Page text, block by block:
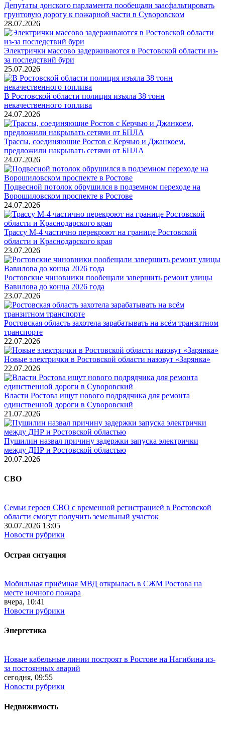
Депутаты донского парламента пообещали заасфальтировать
грунтовую дорогу к пожарной части в Суворовском
28.07.2026
Электрички массово задерживаются в Ростовской области из-
за последствий бури
25.07.2026
В Ростовской области полиция изъяла 38 тонн
некачественного топлива
24.07.2026
Трассы, соединяющие Ростов с Керчью и Джанкоем,
предложили накрывать сетями от БПЛА
24.07.2026
Подвесной потолок обрушился в подземном переходе на
Ворошиловском проспекте в Ростове
24.07.2026
Трассу М-4 частично перекроют на границе Ростовской
области и Краснодарского края
23.07.2026
Ростовские чиновники пообещали завершить ремонт улицы
Вавилова до конца 2026 года
23.07.2026
Ростовская область захотела зарабатывать на всём транзитном
транспорте
22.07.2026
Новые электрички в Ростовской области назовут «Зарянка»
22.07.2026
Власти Ростова ищут нового подрядчика для ремонта
единственной дороги в Суворовский
21.07.2026
Пушилин назвал причину задержки запуска электрички
между ДНР и Ростовской областью
20.07.2026
СВО
Семьи героев СВО с временной регистрацией в Ростовской
области смогут получить земельный участок
30.07.2026 13:05
Новости рубрики
Острая ситуация
Мобильная приёмная МВД открылась в СЖМ Ростова на
месте ночного пожара
вчера, 10:41
Новости рубрики
Энергетика
Новые кабельные линии построят в Ростове на Нагибина из-
за постоянных аварий
сегодня, 09:55
Новости рубрики
Недвижимость